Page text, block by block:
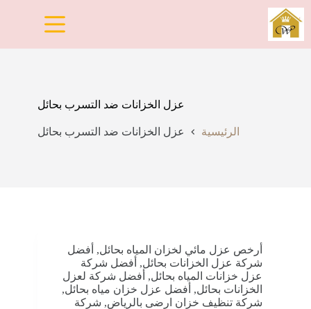
التجاوز
إلى
المحتوى
عزل الخزانات ضد التسرب بحائل
الرئيسية عزل الخزانات ضد التسرب بحائل
أرخص عزل مائي لخزان المياه بحائل, أفضل
شركة عزل الخزانات بحائل, أفضل شركة
عزل خزانات المياه بحائل, أفضل شركة لعزل
الخزانات بحائل, أفضل عزل خزان مياه بحائل,
شركة تنظيف خزان ارضى بالرياض, شركة